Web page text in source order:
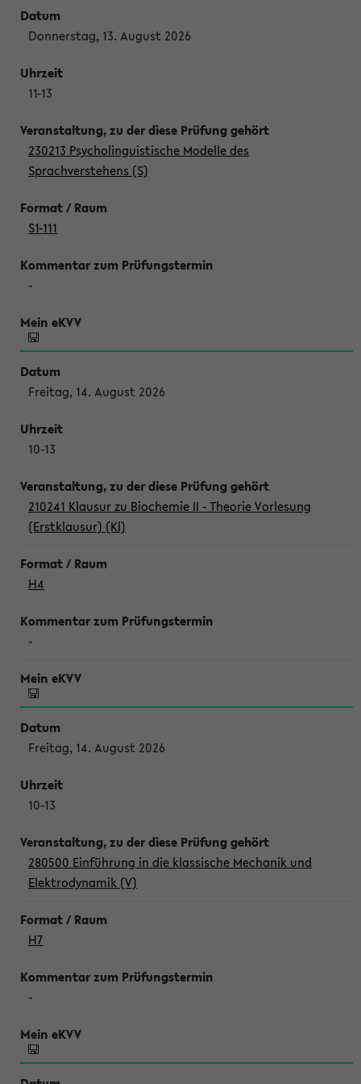
Donnerstag, 13. August 2026
11-13
230213 Psycholinguistische Modelle des
Sprachverstehens (S)
S1-111
-
Freitag, 14. August 2026
10-13
210241 Klausur zu Biochemie II - Theorie Vorlesung
(Erstklausur) (Kl)
H4
-
Freitag, 14. August 2026
10-13
280500 Einführung in die klassische Mechanik und
Elektrodynamik (V)
H7
-